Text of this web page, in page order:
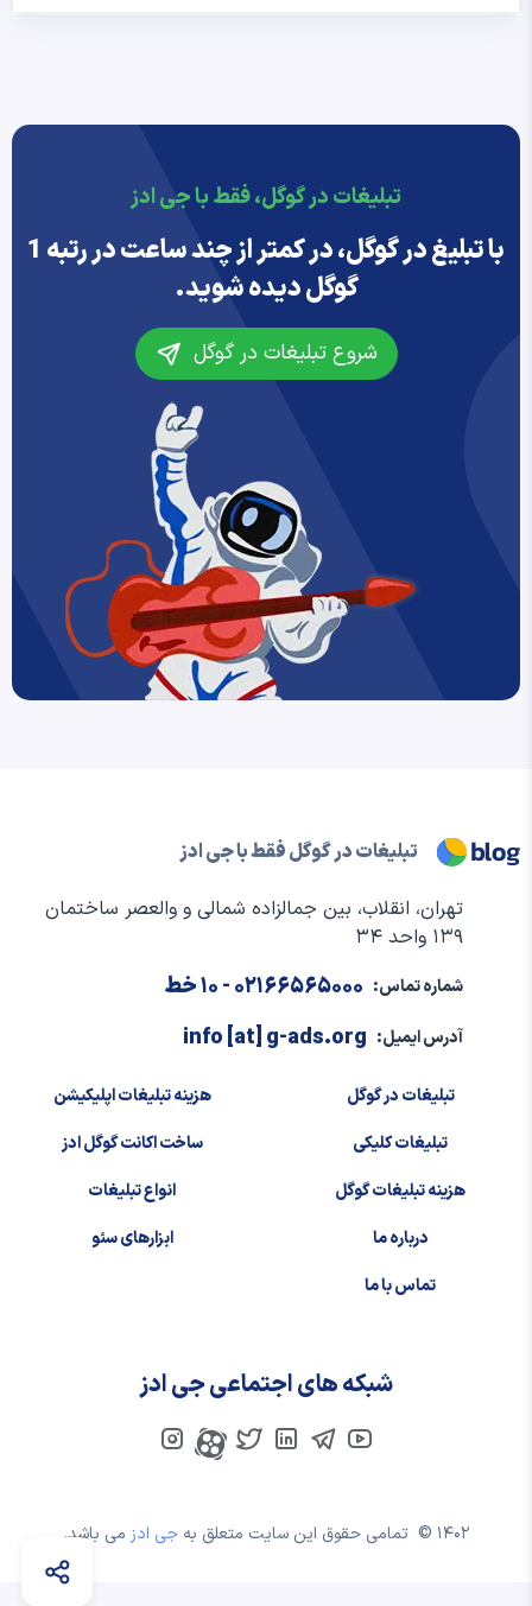
تبلیغات در گوگل، فقط با جی ادز
با تبلیغ در گوگل، در کمتر از چند ساعت در رتبه 1
گوگل دیده شوید.
شروع تبلیغات در گوگل
تبلیغات در گوگل فقط با جی ادز
تهران، انقلاب، بین جمالزاده شمالی و والعصر ساختمان
۱۳۹ واحد ۳۴
شماره تماس: ۰۲۱۶۶۵۶۵۰۰۰- ۱۰ خط
آدرس ایمیل: info [at] g-ads.org
تبلیغات در گوگل
تبلیغات کلیکی
هزینه تبلیغات گوگل
درباره ما
تماس با ما
هزینه تبلیغات اپلیکیشن
ساخت اکانت گوگل ادز
انواع تبلیغات
ابزارهای سئو
شبکه های اجتماعی جی ادز
۱۴۰۲ © تمامی حقوق این سایت متعلق به جی ادزمی باشد.